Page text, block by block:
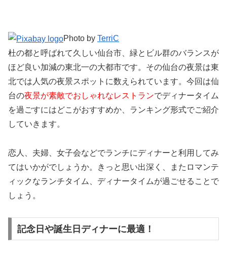
Photo by TerriC
杜の都と呼ばれて久しい仙台市、緑とビル群のバランスが
ほど良い加減の東北一の大都市です。その仙台の夜景は東
北では人気の夜景スポットに数えられています。今回は仙
台の夜景が素敵でおしゃれなレストランでディナータイム
を過ごすにはどこがおすすめか、ランキング形式でご紹介
していきます。
恋人、夫婦、女子会などでランチにディナーと利用してみ
てはいかがでしょうか。きっと思い出深く、またロマンテ
ィックなランチタイム、ディナータイムが過ごせることで
しょう。
記念日や誕生日ディナーに最適！